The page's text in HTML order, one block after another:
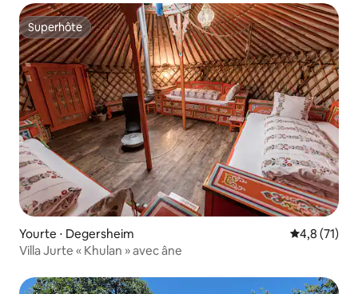
Superhôte
Superhôte
Yourte ⋅ Degersheim Évaluation
4,8 (71)
Villa Jurte « Khulan » avec âne